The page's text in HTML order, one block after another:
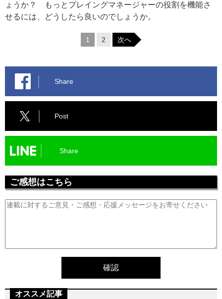
ょうか？ もっとプレイングマネージャーの役割を機能さ
せるには、どうしたら良いのでしょうか。
1 2 次へ
Share
Post
Share
ご感想はこちら
オススメ記事